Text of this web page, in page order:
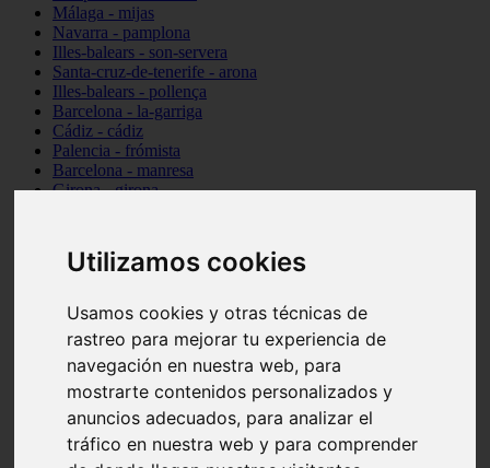
Utilizamos cookies
Usamos cookies y otras técnicas de
rastreo para mejorar tu experiencia de
navegación en nuestra web, para
mostrarte contenidos personalizados y
anuncios adecuados, para analizar el
tráfico en nuestra web y para comprender
Málaga - mijas
Navarra - pamplona
Illes-balears - son-servera
Santa-cruz-de-tenerife - arona
Illes-balears - pollença
Barcelona - la-garriga
Cádiz - cádiz
Palencia - frómista
Barcelona - manresa
Girona - girona
Valencia - valencia
Málaga - nerja
A-coruña - santiago-de-compostela
Tarragona - tarragona
Asturias - gijón
Girona - figueres
Madrid - leganés
Almería - roquetas-de-mar